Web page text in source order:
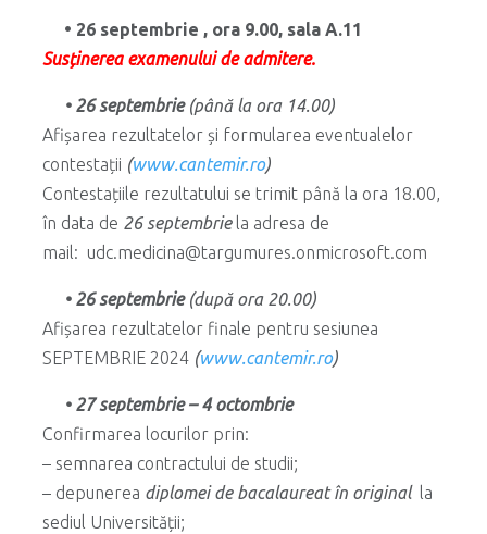
• 26 septembrie , ora 9.00, sala A.11
Susținerea examenului de admitere.
• 26septembrie(până la ora 14.00)
Afișarea rezultatelor și formularea eventualelor
contestații (www.cantemir.ro)
Contestațiile rezultatului se trimit până la ora 18.00,
în data de 26 septembriela adresa de
mail: udc.medicina@targumures.onmicrosoft.com
• 26 septembrie(după ora 20.00)
Afișarea rezultatelor finale pentru sesiunea
SEPTEMBRIE 2024 (www.cantemir.ro)
• 27 septembrie – 4 octombrie
Confirmarea locurilor prin:
– semnarea contractului de studii;
– depunerea diplomei de bacalaureat în original la
sediul Universității;